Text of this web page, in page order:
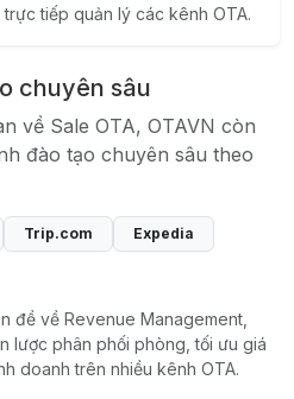
tiếp quản lý các kênh OTA.
chuyên sâu
về Sale OTA, OTAVN còn
đào tạo chuyên sâu theo
Trip.com
Expedia
đề về Revenue Management,
lược phân phối phòng, tối ưu giá
doanh trên nhiều kênh OTA.